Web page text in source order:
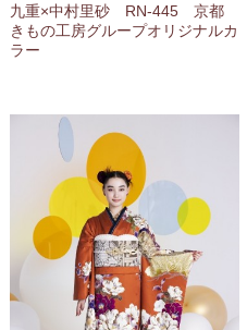
九重×中村里砂 RN‐445 京都
きもの工房グループオリジナルカ
ラー